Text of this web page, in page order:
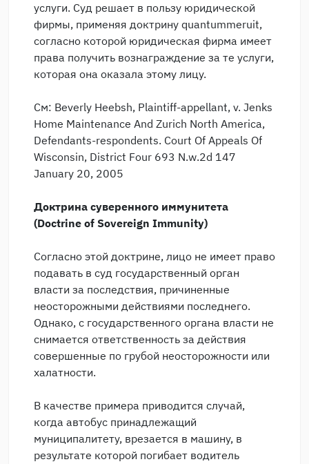
услуги. Суд решает в пользу юридической
фирмы, применяя доктрину quantummeruit,
согласно которой юридическая фирма имеет
права получить вознаграждение за те услуги,
которая она оказала этому лицу.
См: Beverly Heebsh, Plaintiff-appellant, v. Jenks
Home Maintenance And Zurich North America,
Defendants-respondents. Court Of Appeals Of
Wisconsin, District Four 693 N.w.2d 147
January 20, 2005
Доктрина суверенного иммунитета
(Doctrine of Sovereign Immunity)
Согласно этой доктрине, лицо не имеет право
подавать в суд государственный орган
власти за последствия, причиненные
неосторожными действиями последнего.
Однако, с государственного органа власти не
снимается ответственность за действия
совершенные по грубой неосторожности или
халатности.
В качестве примера приводится случай,
когда автобус принадлежащий
муниципалитету, врезается в машину, в
результате которой погибает водитель